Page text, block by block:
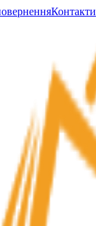
Контакти